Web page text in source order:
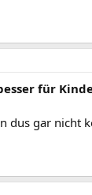
für
dus gar nicht